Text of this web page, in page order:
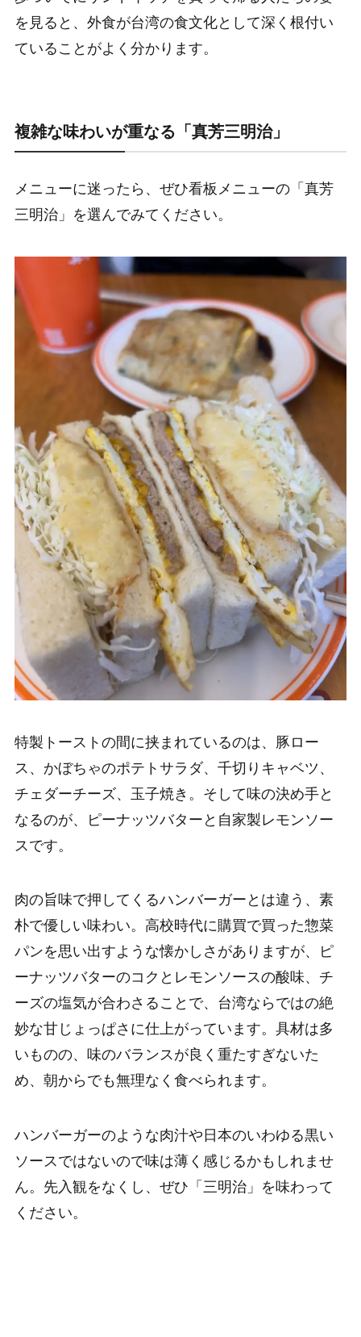
を見ると、外食が台湾の食文化として深く根付い
ていることがよく分かります。
複雑な味わいが重なる「真芳三明治」
メニューに迷ったら、ぜひ看板メニューの「真芳
三明治」を選んでみてください。
特製トーストの間に挟まれているのは、豚ロー
ス、かぼちゃのポテトサラダ、千切りキャベツ、
チェダーチーズ、玉子焼き。そして味の決め手と
なるのが、ピーナッツバターと自家製レモンソー
スです。
肉の旨味で押してくるハンバーガーとは違う、素
朴で優しい味わい。高校時代に購買で買った惣菜
パンを思い出すような懐かしさがありますが、ピ
ーナッツバターのコクとレモンソースの酸味、チ
ーズの塩気が合わさることで、台湾ならではの絶
妙な甘じょっぱさに仕上がっています。具材は多
いものの、味のバランスが良く重たすぎないた
め、朝からでも無理なく食べられます。
ハンバーガーのような肉汁や日本のいわゆる黒い
ソースではないので味は薄く感じるかもしれませ
ん。先入観をなくし、ぜひ「三明治」を味わって
ください。